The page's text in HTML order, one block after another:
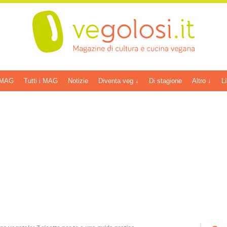
Tutti i MAG Notizie Diventa veg ↓ Di stagione Altro ↓